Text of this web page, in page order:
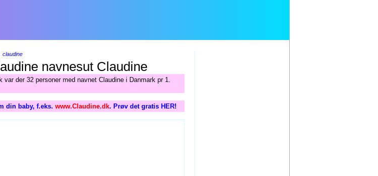
claudine
Claudine
der 32 personer med navnet Claudine i Danmark pr 1.
din baby, f.eks. www.Claudine.dk. Prøv det gratis HER!